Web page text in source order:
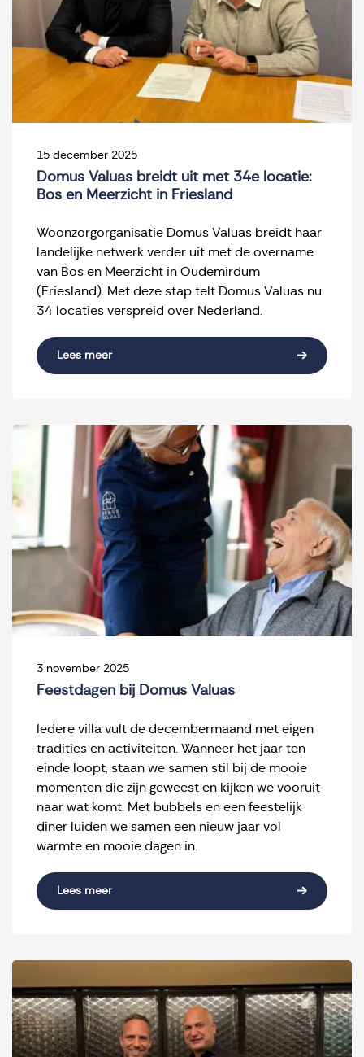
15 december 2025
Domus Valuas breidt uit met 34e locatie:
Bos en Meerzicht in Friesland
Woonzorgorganisatie Domus Valuas breidt haar
landelijke netwerk verder uit met de overname
van Bos en Meerzicht in Oudemirdum
(Friesland). Met deze stap telt Domus Valuas nu
34 locaties verspreid over Nederland.
Lees meer
3 november 2025
Feestdagen bij Domus Valuas
Iedere villa vult de decembermaand met eigen
tradities en activiteiten. Wanneer het jaar ten
einde loopt, staan we samen stil bij de mooie
momenten die zijn geweest en kijken we vooruit
naar wat komt. Met bubbels en een feestelijk
diner luiden we samen een nieuw jaar vol
warmte en mooie dagen in.
Lees meer